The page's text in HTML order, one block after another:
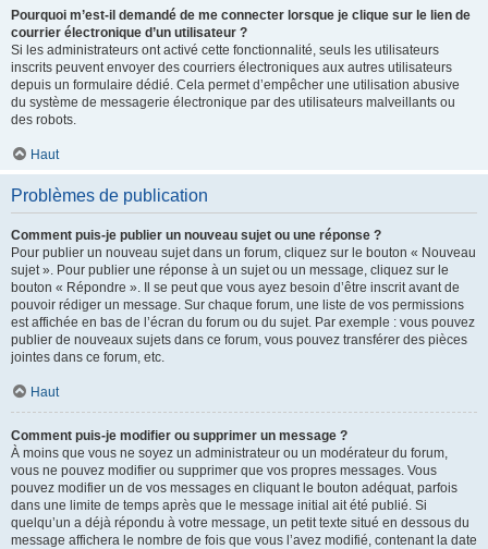
Pourquoi m’est-il demandé de me connecter lorsque je clique sur le lien de
courrier électronique d’un utilisateur ?
Si les administrateurs ont activé cette fonctionnalité, seuls les utilisateurs
inscrits peuvent envoyer des courriers électroniques aux autres utilisateurs
depuis un formulaire dédié. Cela permet d’empêcher une utilisation abusive
du système de messagerie électronique par des utilisateurs malveillants ou
des robots.
Haut
Problèmes de publication
Comment puis-je publier un nouveau sujet ou une réponse ?
Pour publier un nouveau sujet dans un forum, cliquez sur le bouton « Nouveau
sujet ». Pour publier une réponse à un sujet ou un message, cliquez sur le
bouton « Répondre ». Il se peut que vous ayez besoin d’être inscrit avant de
pouvoir rédiger un message. Sur chaque forum, une liste de vos permissions
est affichée en bas de l’écran du forum ou du sujet. Par exemple : vous pouvez
publier de nouveaux sujets dans ce forum, vous pouvez transférer des pièces
jointes dans ce forum, etc.
Haut
Comment puis-je modifier ou supprimer un message ?
À moins que vous ne soyez un administrateur ou un modérateur du forum,
vous ne pouvez modifier ou supprimer que vos propres messages. Vous
pouvez modifier un de vos messages en cliquant le bouton adéquat, parfois
dans une limite de temps après que le message initial ait été publié. Si
quelqu’un a déjà répondu à votre message, un petit texte situé en dessous du
message affichera le nombre de fois que vous l’avez modifié, contenant la date